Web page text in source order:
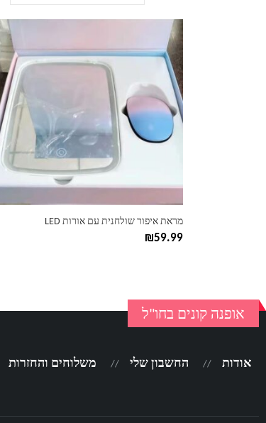
מראת איפור שולחנית עם אורות LED
₪59.99
אופנה קונים בחו"ל
אודות החשבון שלי משלוחים והחזרות